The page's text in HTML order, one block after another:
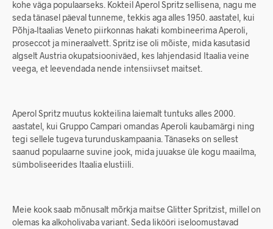
kohe väga populaarseks. Kokteil Aperol Spritz sellisena, nagu me
seda tänasel päeval tunneme, tekkis aga alles 1950. aastatel, kui
Põhja-Itaalias Veneto piirkonnas hakati kombineerima Aperoli,
proseccot ja mineraalvett. Spritz ise oli mõiste, mida kasutasid
algselt Austria okupatsiooniväed, kes lahjendasid Itaalia veine
veega, et leevendada nende intensiivset maitset.
Aperol Spritz muutus kokteilina laiemalt tuntuks alles 2000.
aastatel, kui Gruppo Campari omandas Aperoli kaubamärgi ning
tegi sellele tugeva turunduskampaania. Tänaseks on sellest
saanud populaarne suvine jook, mida juuakse üle kogu maailma,
sümboliseerides Itaalia elustiili.
Meie kook saab mõnusalt mõrkja maitse Glitter Spritzist, millel on
olemas ka alkoholivaba variant. Seda likööri iseloomustavad